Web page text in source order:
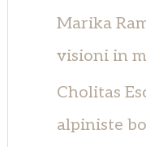
Marika
visioni in
Cholitas
alpiniste